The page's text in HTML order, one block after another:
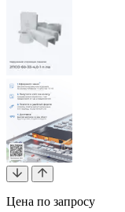
Цена по запросу